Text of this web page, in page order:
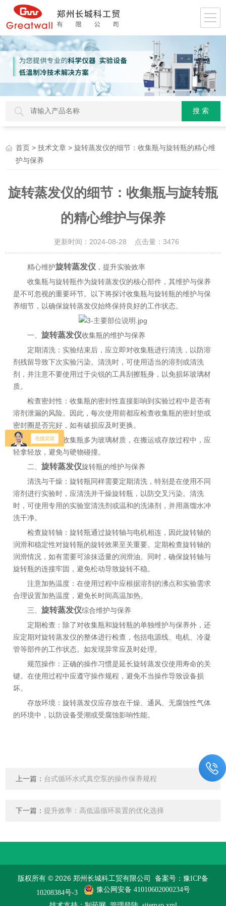
首页 >技术文章 > 旋转蒸发仪的细节：收集瓶与旋转瓶的精心维
护与保养
旋转蒸发仪的细节：收集瓶与旋转瓶
的精心维护与保养
更新时间：2024-08-28 点击量： 3476
精心维护旋转蒸发仪 ，提升实验效率
收集瓶与旋转瓶作为旋转蒸发仪的核心部件，其维护与保养
是不可忽视的重要环节。以下将探讨收集瓶与旋转瓶的维护与保
养细节，以确保旋转蒸发仪始终保持良好的工作状态。
一、旋转蒸发仪收集瓶的维护与保养
定期清洗：实验结束后，应立即对收集瓶进行清洗，以防溶
剂残留导致下次实验污染。清洗时，可使用适当的溶剂或清洗
剂，并注意不要使用过于尖锐的工具刮擦瓶身，以免损坏玻璃材
质。
检查密封性：收集瓶的密封性直接影响到实验过程中是否有
溶剂泄漏的风险。因此，每次使用前都应检查收集瓶的密封垫或
密封圈是否完好，如有破损应及时更换。
避免碰撞：收集瓶多为玻璃材质，在搬运或存放过程中，应
轻拿轻放，避免与硬物碰撞。
二、旋转蒸发仪旋转瓶的维护与保养
清洗与干燥：旋转瓶同样需要定期清洗，特别是在使用不同
溶剂进行实验时，应清洗并干燥旋转瓶，以防交叉污染。清洗
时，可使用专用的实验室清洗剂或温和的洗涤剂，并用蒸馏水冲
洗干净。
检查旋转轴：旋转瓶通过旋转轴与电机相连，因此旋转轴的
润滑和稳定性对旋转瓶的旋转效果至关重要。定期检查旋转轴的
润滑情况，如有需要可涂抹适量的润滑油。同时，确保旋转轴与
旋转瓶的连接牢固，避免松动导致旋转不稳。
注意加热温度：在使用过程中应根据溶剂的沸点和实验需求
合理设置加热温度，避免长时间高温加热。
三、旋转蒸发仪综合维护与保养
定期检查：除了对收集瓶和旋转瓶的单独维护与保养外，还
应定期对旋转蒸发仪的整体进行检查，包括电源线、电机、冷凝
管等部件的工作状态。如发现异常应及时处理。
规范操作：正确的操作习惯是延长旋转蒸发仪使用寿命的关
键。在使用过程中应遵守操作规程，避免不当操作导致设备损
坏。
存放环境：旋转蒸发仪应存放在干燥、通风、无腐蚀性气体
的环境中，以防设备受潮或受腐蚀影响性能。
上一篇： 台式循环水式真空泵的操作保养规程
下一篇：提升效率：高低温循环装置的优化选择
版权所有 © 2026 郑州长城科工贸有限公司 备案号：豫ICP备
10208384号-3
豫公网安备 41010602000234号